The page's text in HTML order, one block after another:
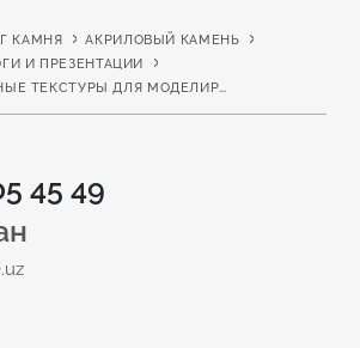
КАМНЯ
АКРИЛОВЫЙ КАМЕНЬ
И ПРЕЗЕНТАЦИИ
GRANDEX. БЕСШОВНЫЕ ТЕКСТУРЫ ДЛЯ МОДЕЛИРОВАНИЯ ИНТЕРЬЕРОВ
45 49